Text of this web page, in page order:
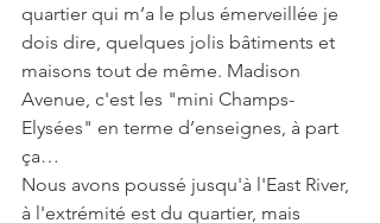
quartier qui m’a le plus émerveillée je
dois dire, quelques jolis bâtiments et
maisons tout de même. Madison
Avenue, c'est les "mini Champs-
Elysées" en terme d’enseignes, à part
ça…
Nous avons poussé jusqu'à l'East River,
à l'extrémité est du quartier, mais